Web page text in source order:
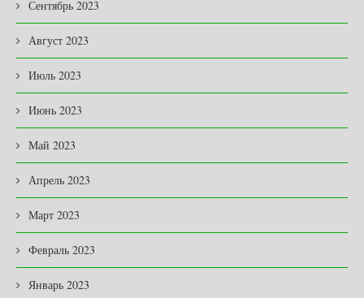
Сентябрь 2023
Август 2023
Июль 2023
Июнь 2023
Май 2023
Апрель 2023
Март 2023
Февраль 2023
Январь 2023